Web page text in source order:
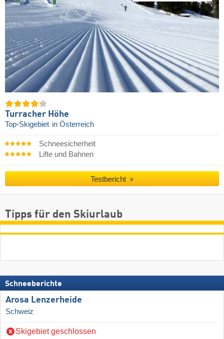
Turracher Höhe
Top-Skigebiet in Österreich
Schneesicherheit
Lifte und Bahnen
Testbericht
Tipps für den Skiurlaub
Schneeberichte
Arosa Lenzerheide
Schweiz
Skigebiet geschlossen